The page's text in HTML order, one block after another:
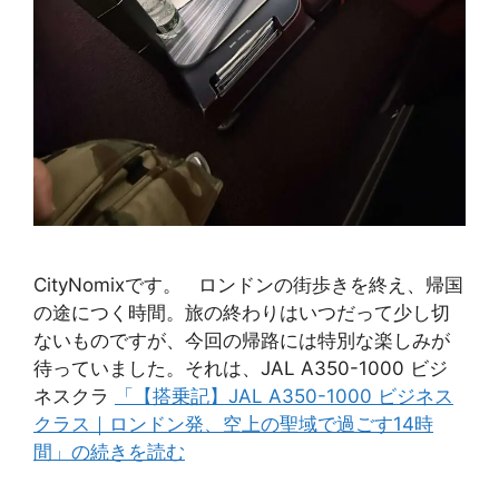
CityNomixです。 ロンドンの街歩きを終え、帰国
の途につく時間。旅の終わりはいつだって少し切
ないものですが、今回の帰路には特別な楽しみが
待っていました。それは、JAL A350-1000 ビジ
ネスクラ
「【搭乗記】JAL A350-1000 ビジネス
クラス｜ロンドン発、空上の聖域で過ごす14時
間」の続きを読む